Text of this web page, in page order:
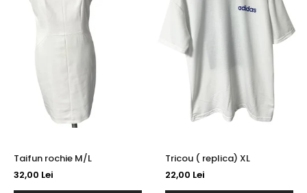
Taifun rochie M/L
32,00 Lei
Tricou ( replica) XL
22,00 Lei